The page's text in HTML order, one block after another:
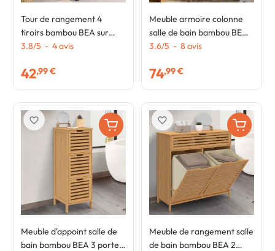
Tour de rangement 4
tiroirs bambou BEA sur
roulettes colonne gain de
3.8/5 - 4avis
42,99 €
Meuble armoire colonne
salle de bain bambou BEA
4 portes et 2 niches
3.6/5 - 8 avis
74,99 €
Meuble d'appoint salle de
bain bambou BEA 3 portes
favorite_border
Meuble de rangement salle
de bain bambou BEA 2
favorite_border